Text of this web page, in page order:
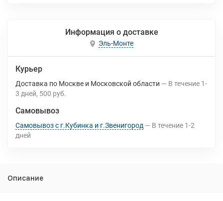
Информация о доставке
Эль-Монте
Курьер
Доставка по Москве и Московской области В течение 1-
3 дней 500 руб.
Самовывоз
Самовывоз с г.Кубинка и г.Звенигород В течение 1-2
дней
Описание